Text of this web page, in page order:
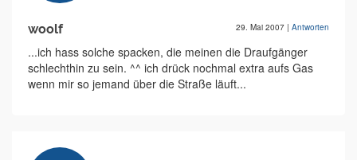
woolf 29. Mai 2007 | Antworten
...ich hass solche spacken, die meinen die Draufgänger
schlechthin zu sein. ^^ ich drück nochmal extra aufs Gas
wenn mir so jemand über die Straße läuft...